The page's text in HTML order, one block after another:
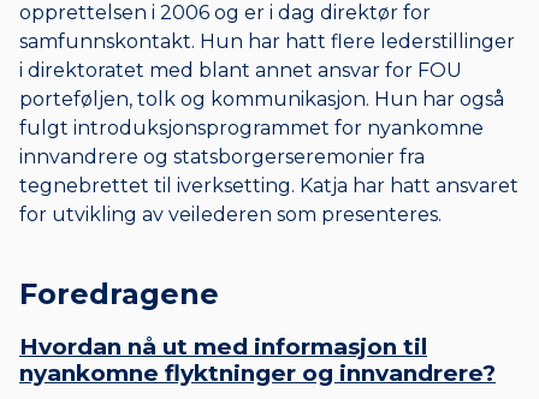
opprettelsen i 2006 og er i dag direktør for
samfunnskontakt. Hun har hatt flere lederstillinger
i direktoratet med blant annet ansvar for FOU
porteføljen, tolk og kommunikasjon. Hun har også
fulgt introduksjonsprogrammet for nyankomne
innvandrere og statsborgerseremonier fra
tegnebrettet til iverksetting. Katja har hatt ansvaret
for utvikling av veilederen som presenteres.
Foredragene
Hvordan nå ut med informasjon til
nyankomne flyktninger og innvandrere?